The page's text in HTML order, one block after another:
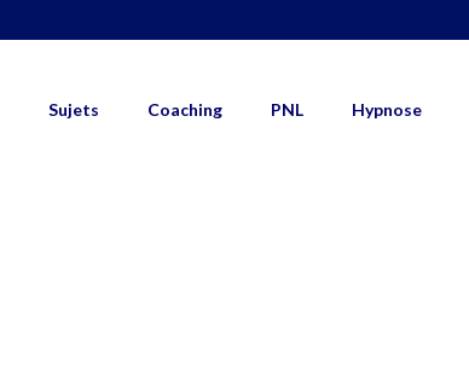
Sujets Coaching PNL Hypnose